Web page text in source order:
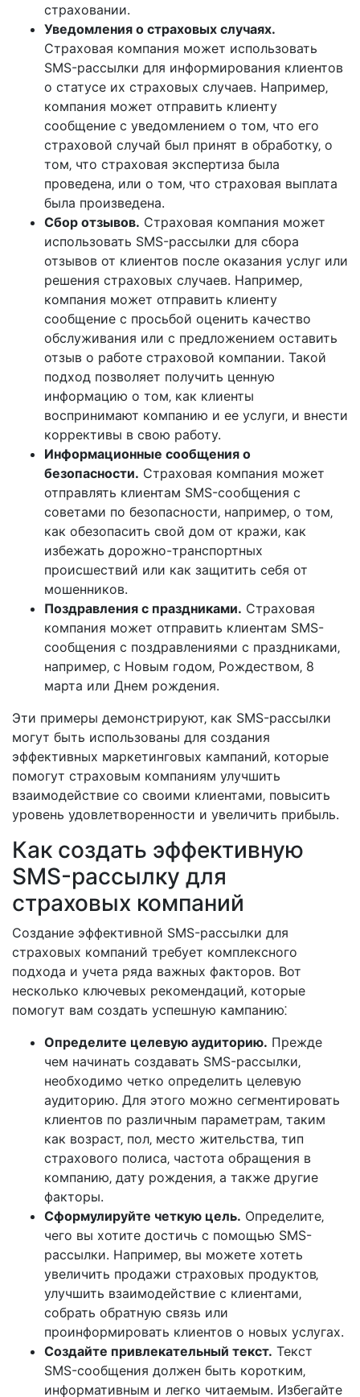
страховании.
Уведомления о страховых случаях.
Страховая компания может использовать
SMS-рассылки для информирования клиентов
о статусе их страховых случаев. Например‚
компания может отправить клиенту
сообщение с уведомлением о том‚ что его
страховой случай был принят в обработку‚ о
том‚ что страховая экспертиза была
проведена‚ или о том‚ что страховая выплата
была произведена.
Сбор отзывов. Страховая компания может
использовать SMS-рассылки для сбора
отзывов от клиентов после оказания услуг или
решения страховых случаев. Например‚
компания может отправить клиенту
сообщение с просьбой оценить качество
обслуживания или с предложением оставить
отзыв о работе страховой компании. Такой
подход позволяет получить ценную
информацию о том‚ как клиенты
воспринимают компанию и ее услуги‚ и внести
коррективы в свою работу.
Информационные сообщения о
безопасности. Страховая компания может
отправлять клиентам SMS-сообщения с
советами по безопасности‚ например‚ о том‚
как обезопасить свой дом от кражи‚ как
избежать дорожно-транспортных
происшествий или как защитить себя от
мошенников.
Поздравления с праздниками. Страховая
компания может отправить клиентам SMS-
сообщения с поздравлениями с праздниками‚
например‚ с Новым годом‚ Рождеством‚ 8
марта или Днем рождения.
Эти примеры демонстрируют‚ как SMS-рассылки
могут быть использованы для создания
эффективных маркетинговых кампаний‚ которые
помогут страховым компаниям улучшить
взаимодействие со своими клиентами‚ повысить
уровень удовлетворенности и увеличить прибыль.
Как создать эффективную
SMS-рассылку для
страховых компаний
Создание эффективной SMS-рассылки для
страховых компаний требует комплексного
подхода и учета ряда важных факторов. Вот
несколько ключевых рекомендаций‚ которые
помогут вам создать успешную кампанию⁚
Определите целевую аудиторию. Прежде
чем начинать создавать SMS-рассылки‚
необходимо четко определить целевую
аудиторию. Для этого можно сегментировать
клиентов по различным параметрам‚ таким
как возраст‚ пол‚ место жительства‚ тип
страхового полиса‚ частота обращения в
компанию‚ дату рождения‚ а также другие
факторы.
Сформулируйте четкую цель. Определите‚
чего вы хотите достичь с помощью SMS-
рассылки. Например‚ вы можете хотеть
увеличить продажи страховых продуктов‚
улучшить взаимодействие с клиентами‚
собрать обратную связь или
проинформировать клиентов о новых услугах.
Создайте привлекательный текст. Текст
SMS-сообщения должен быть коротким‚
информативным и легко читаемым. Избегайте